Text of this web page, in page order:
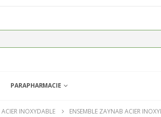
PARAPHARMACIE
ACIER INOXYDABLE ENSEMBLE ZAYNAB ACIER